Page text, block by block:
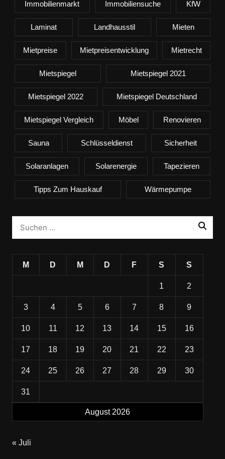
Immobilienmarkt Immobiliensuche KfW
Laminat Landhausstil Mieten
Mietpreise Mietpreisentwicklung Mietrecht
Mietspiegel Mietspiegel 2021
Mietspiegel 2022 Mietspiegel Deutschland
Mietspiegel Vergleich Möbel Renovieren
Sauna Schlüsseldienst Sicherheit
Solaranlagen Solarenergie Tapezieren
Tipps Zum Hauskauf Wärmepumpe
August 2026
M D M D F S S
1 2
3 4 5 6 7 8 9
10 11 12 13 14 15 16
17 18 19 20 21 22 23
24 25 26 27 28 29 30
31
« Juli